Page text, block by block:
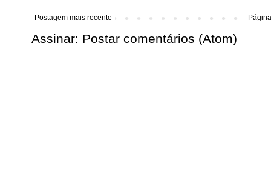
Postagem mais recente
Assinar: Postar comentários (Atom)